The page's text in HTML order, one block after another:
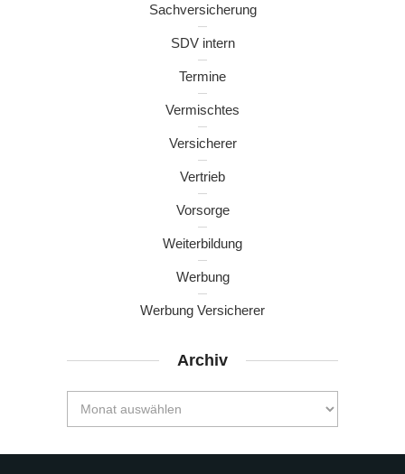
Sachversicherung
SDV intern
Termine
Vermischtes
Versicherer
Vertrieb
Vorsorge
Weiterbildung
Werbung
Werbung Versicherer
Archiv